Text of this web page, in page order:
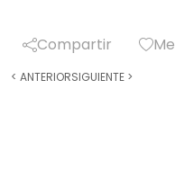
Compartir
< ANTERIORSIGUIENTE >